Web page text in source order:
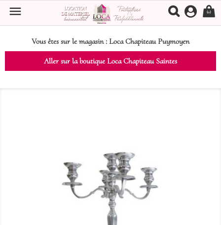
Vous êtes sur le magasin : Loca Chapiteau Puymoyen
Aller sur la boutique Loca Chapiteau Saintes
 (0)